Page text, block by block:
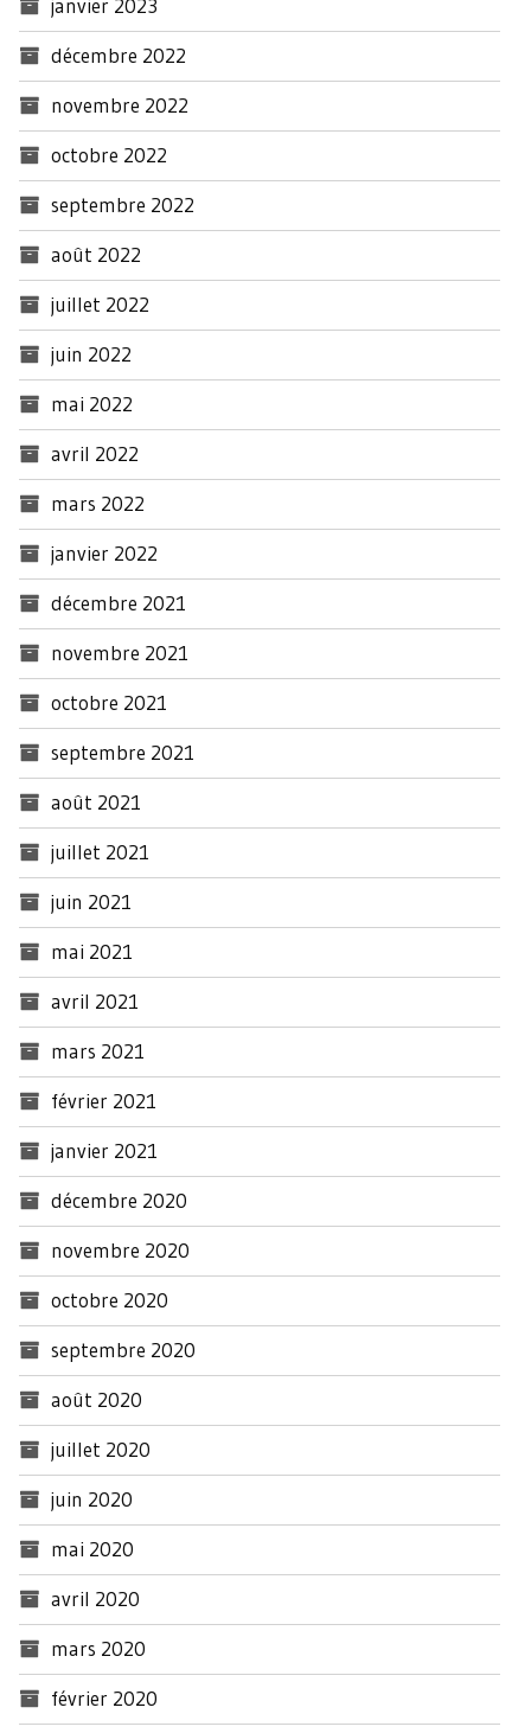
décembre 2022
novembre 2022
octobre 2022
septembre 2022
août 2022
juillet 2022
juin 2022
mai 2022
avril 2022
mars 2022
janvier 2022
décembre 2021
novembre 2021
octobre 2021
septembre 2021
août 2021
juillet 2021
juin 2021
mai 2021
avril 2021
mars 2021
février 2021
janvier 2021
décembre 2020
novembre 2020
octobre 2020
septembre 2020
août 2020
juillet 2020
juin 2020
mai 2020
avril 2020
mars 2020
février 2020